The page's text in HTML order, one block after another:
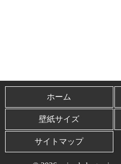
ホーム
壁紙サイズ
サイトマップ